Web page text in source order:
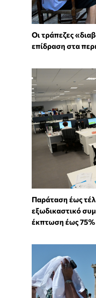
Οι τράπεζες
επίδραση στα
Παράταση έως
εξωδικαστικό
έκπτωση έως 75%